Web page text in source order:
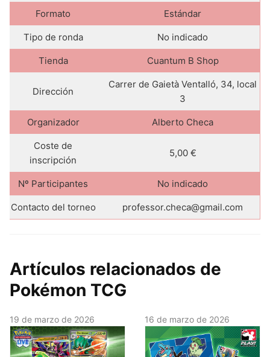
Formato Estándar
Tipo de ronda No indicado
Tienda Cuantum B Shop
Dirección
Carrer de Gaietà Ventalló, 34, local
3
Organizador Alberto Checa
Coste de
inscripción
5,00 €
Nº Participantes No indicado
Contacto del torneo professor.checa@gmail.com
Artículos relacionados de
Pokémon TCG
19 de marzo de 2026 16 de marzo de 2026